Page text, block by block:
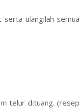
ulangilah semua
telur dituang. (resep